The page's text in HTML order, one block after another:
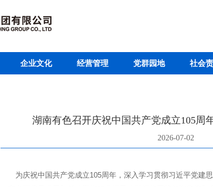
企业文化 经营管理 党群园地 社会
湖南有色召开庆祝中国共产党成立105周
2026-07-02
为庆祝中国共产党成立105周年，深入学习贯彻习近平党建